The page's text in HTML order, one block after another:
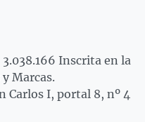
Inscrita en la
Marcas.
Carlos I, portal 8, nº 4